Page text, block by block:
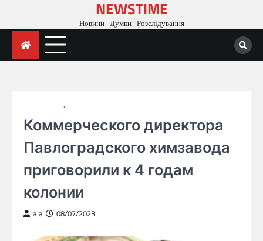
content
NEWSTIME
Новини | Думки | Розслідування
Коммерческого директора
Павлоградского химзавода
приговорили к 4 годам
колонии
a a 08/07/2023